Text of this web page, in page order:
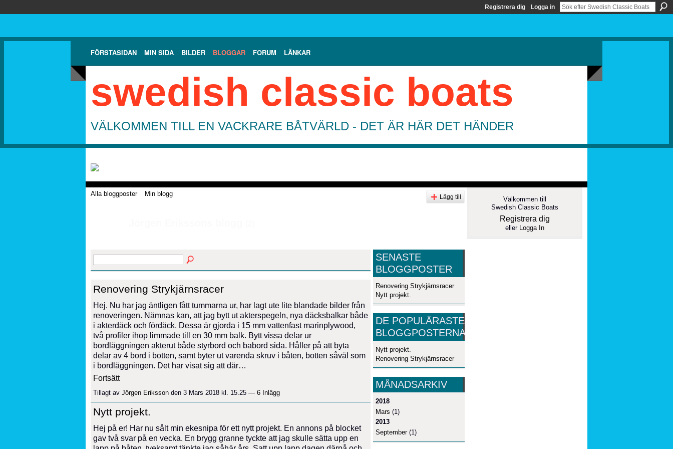
Registrera dig Logga in
FÖRSTASIDAN MIN SIDA BILDER BLOGGAR FORUM LÄNKAR
swedish classic boats
VÄLKOMMEN TILL EN VACKRARE BÅTVÄRLD - DET ÄR HÄR DET HÄNDER
Alla bloggposter Min blogg Lägg till
Renovering Strykjärnsracer
Hej. Nu har jag äntligen fått tummarna ur, har lagt ute lite blandade bilder från
renoveringen. Nämnas kan, att jag bytt ut akterspegeln, nya däcksbalkar både
i akterdäck och fördäck. Dessa är gjorda i 15 mm vattenfast marinplywood,
två profiler ihop limmade till en 30 mm balk. Bytt vissa delar ur
bordläggningen akterut både styrbord och babord sida. Håller på att byta
delar av 4 bord i botten, samt byter ut varenda skruv i båten, botten såväl som
i bordläggningen. Det har visat sig att där…
Fortsätt
Tillagt av Jörgen Eriksson den 3 Mars 2018 kl. 15.25 — 6 Inlägg
Nytt projekt.
Hej på er! Har nu sålt min ekesnipa för ett nytt projekt. En annons på blocket
gav två svar på en vecka. En brygg granne tyckte att jag skulle sätta upp en
SENASTE
BLOGGPOSTER
Renovering Strykjärnsracer
Nytt projekt.
DE POPULÄRASTE
BLOGGPOSTERNA
Nytt projekt.
Renovering Strykjärnsracer
MÅNADSARKIV
2018
Mars (1)
2013
September(1)
Välkommen till
Swedish Classic Boats
Registrera dig
eller Logga In